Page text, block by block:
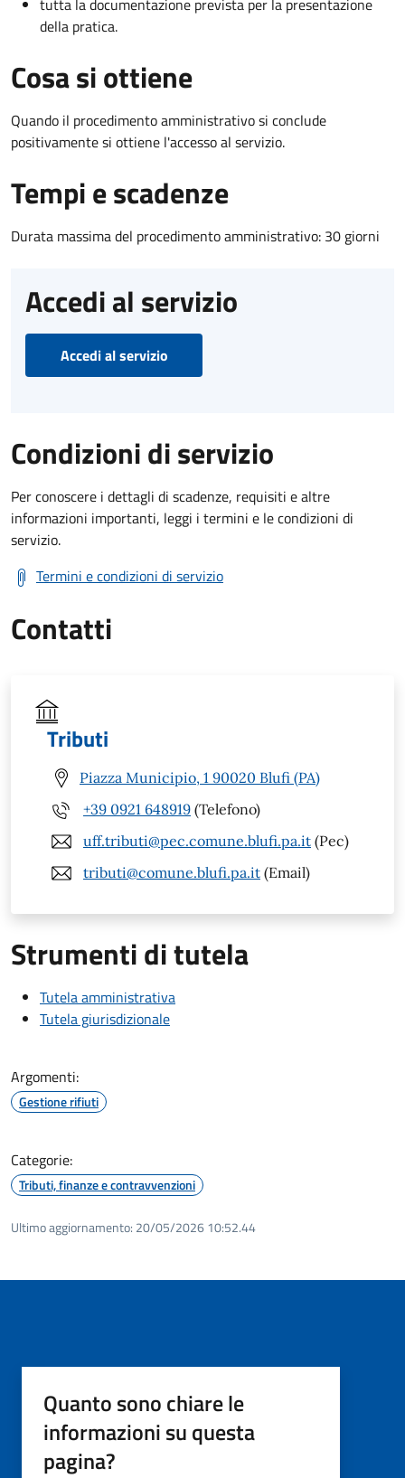
della pratica.
Cosa si ottiene
Quando il procedimento amministrativo si conclude
positivamente si ottiene l'accesso al servizio.
Tempi e scadenze
Durata massima del procedimento amministrativo: 30 giorni
Accedi al servizio
Accedi al servizio
Condizioni di servizio
Per conoscere i dettagli di scadenze, requisiti e altre
informazioni importanti, leggi i termini e le condizioni di
servizio.
Termini e condizioni di servizio
Contatti
Tributi
Piazza Municipio, 1 90020 Blufi (PA)
+39 0921 648919 (Telefono)
uff.tributi@pec.comune.blufi.pa.it (Pec)
tributi@comune.blufi.pa.it (Email)
Strumenti di tutela
Tutela amministrativa
Tutela giurisdizionale
Argomenti:
Gestione rifiuti
Categorie:
Tributi, finanze e contravvenzioni
Ultimo aggiornamento: 20/05/2026 10:52.44
Quanto sono chiare le
informazioni su questa
pagina?